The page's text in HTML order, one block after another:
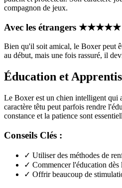
compagnon de jeux.
Avec les étrangers ★★★★★
Bien qu'il soit amical, le Boxer peut
au début, mais une fois rassuré, il
Éducation et
Le Boxer est un chien intelligent qui
caractère têtu peut parfois rendre
constance et la patience sont
Conseils Clés :
✓ Utiliser des méthodes de
✓ Commencer l'éducation dès
✓ Offrir beaucoup de